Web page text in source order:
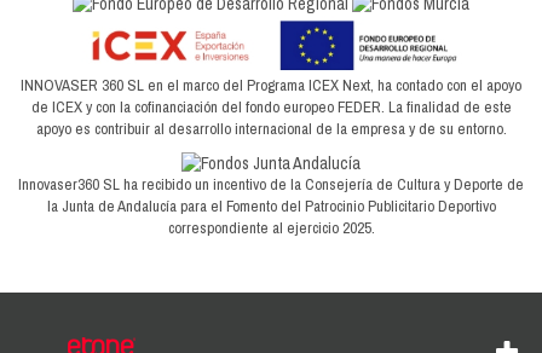
INNOVASER 360 SL en el marco del Programa ICEX Next, ha contado con el apoyo
de ICEX y con la cofinanciación del fondo europeo FEDER. La finalidad de este
apoyo es contribuir al desarrollo internacional de la empresa y de su entorno.
Innovaser360 SL ha recibido un incentivo de la Consejería de Cultura y Deporte de
la Junta de Andalucía para el Fomento del Patrocinio Publicitario Deportivo
correspondiente al ejercicio 2025.